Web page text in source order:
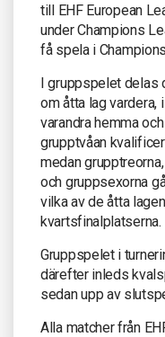
till EHF European
under Champions
få spela i
I gruppspelet delas
om åtta lag
varandra hemma
grupptvåan
medan
och gruppsexorna
vilka av de åtta
kvartsfinalplatserna.
Gruppspelet i
därefter inleds
sedan upp av
Alla matcher från